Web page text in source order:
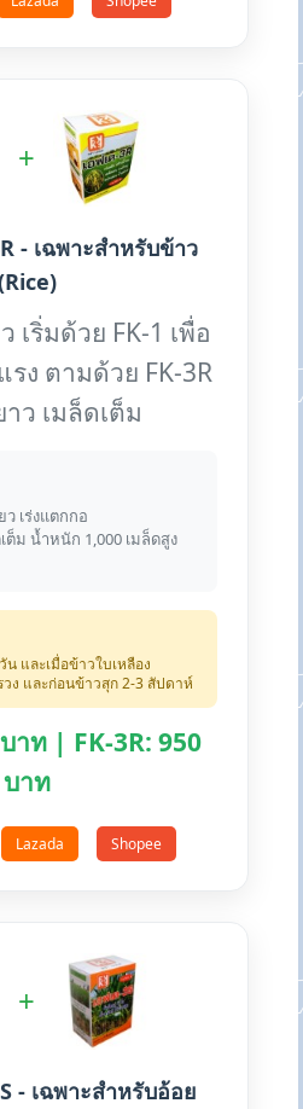
+
- เฉพาะสำหรับข้าว
ริ่มด้วย FK-1 เพื่อ
รง ตามด้วย FK-3R
าว เมล็ดเต็ม
ว เร่งแตกกอ
เต็ม น้ำหนัก 1,000 เมล็ดสูง
น และเมื่อข้าวใบเหลือง
วง และก่อนข้าวสุก 2-3 สัปดาห์
าท | FK-3R: 950
บาท
Lazada Shopee
+
- เฉพาะสำหรับอ้อย